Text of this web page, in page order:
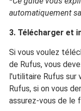
automatiquement
3. Télécharger et
Si vous voulez
de Rufus, vous
l'utilitaire Rufus sur
Rufus, si on vous
assurez-vous de le